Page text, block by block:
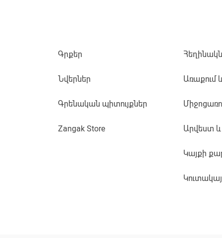
Գրքեր
Նվերներ
Գրենական պիտույքներ
Zangak Store
Առաքում
Արվեստ և
Կայքի